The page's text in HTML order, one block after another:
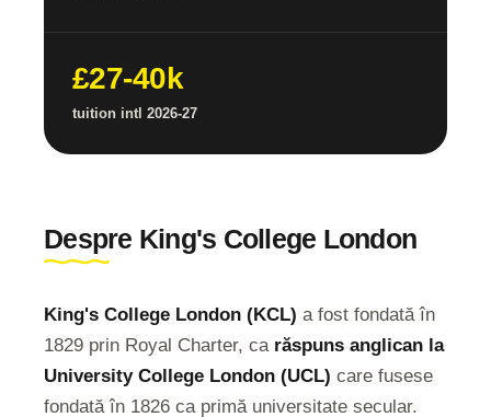
£27-40k
tuition intl 2026-27
Despre King's College London
King's College London (KCL) a fost fondată în
1829 prin Royal Charter, ca răspuns anglican la
University College London (UCL) care fusese
fondată în 1826 ca primă universitate secular.